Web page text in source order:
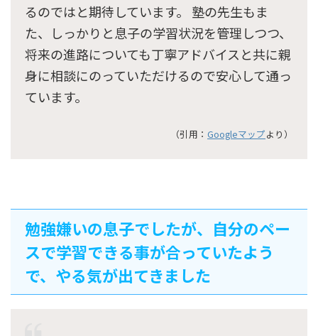
るのではと期待しています。 塾の先生もま
た、しっかりと息子の学習状況を管理しつつ、
将来の進路についても丁寧アドバイスと共に親
身に相談にのっていただけるので安心して通っ
ています。
（引用： Googleマップより）
勉強嫌いの息子でしたが、自分のペー
スで学習できる事が合っていたよう
で、やる気が出てきました